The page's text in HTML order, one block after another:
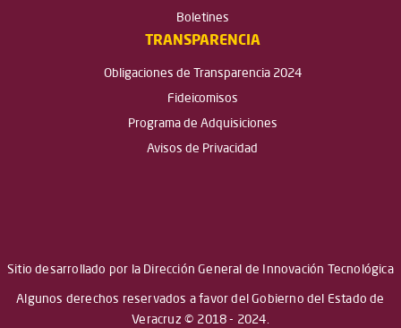
Boletines
TRANSPARENCIA
Obligaciones de Transparencia 2024
Fideicomisos
Programa de Adquisiciones
Avisos de Privacidad
Sitio desarrollado por la Dirección General de Innovación Tecnológica
Algunos derechos reservados a favor del Gobierno del Estado de
Veracruz © 2018 - 2024.